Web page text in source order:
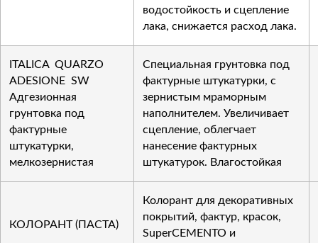
водостойкость и сцепление
лака, снижается расход лака.
ITALICA QUARZO
ADESIONE SW
Адгезионная
грунтовка под
фактурные
штукатурки,
мелкозернистая
Специальная грунтовка под
фактурные штукатурки, с
зернистым мраморным
наполнителем. Увеличивает
сцепление, облегчает
нанесение фактурных
штукатурок. Влагостойкая
КОЛОРАНТ (ПАСТА)
Колорант для декоративных
покрытий, фактур, красок,
SuperCEMENTO и